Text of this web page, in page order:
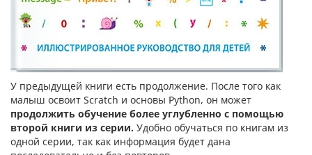
У предыдущей книги есть продолжение. После того как
малыш освоит Scratch и основы Python, он может
продолжить обучение более углубленно с помощью
второй книги из серии. Удобно обучаться по книгам из
одной серии, так как информация будет дана